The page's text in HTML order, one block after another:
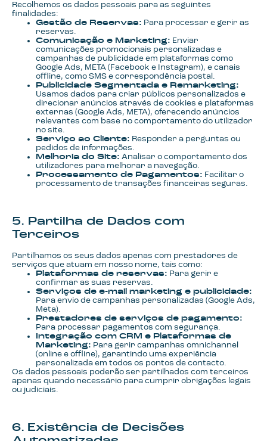
Recolhemos os dados pessoais para as seguintes
finalidades:
Gestão de Reservas: Para processar e gerir as
reservas.
Comunicação e Marketing: Enviar
comunicações promocionais personalizadas e
campanhas de publicidade em plataformas como
Google Ads, META (Facebook e Instagram), e canais
offline, como SMS e correspondência postal.
Publicidade Segmentada e Remarketing:
Usamos dados para criar públicos personalizados e
direcionar anúncios através de cookies e plataformas
externas (Google Ads, META), oferecendo anúncios
relevantes com base no comportamento do utilizador
no site.
Serviço ao Cliente: Responder a perguntas ou
pedidos de informações.
Melhoria do Site: Analisar o comportamento dos
utilizadores para melhorar a navegação.
Processamento de Pagamentos: Facilitar o
processamento de transações financeiras seguras.
5. Partilha de Dados com
Terceiros
Partilhamos os seus dados apenas com prestadores de
serviços que atuam em nosso nome, tais como:
Plataformas de reservas: Para gerir e
confirmar as suas reservas.
Serviços de e-mail marketing e publicidade:
Para envio de campanhas personalizadas (Google Ads,
Meta).
Prestadores de serviços de pagamento:
Para processar pagamentos com segurança.
Integração com CRM e Plataformas de
Marketing: Para gerir campanhas omnichannel
(online e offline), garantindo uma experiência
personalizada em todos os pontos de contacto.
Os dados pessoais poderão ser partilhados com terceiros
apenas quando necessário para cumprir obrigações legais
ou judiciais.
6. Existência de Decisões